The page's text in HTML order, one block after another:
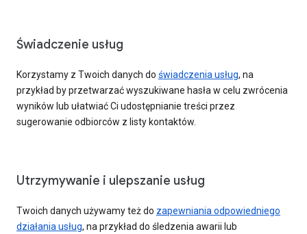
Świadczenie usług
Korzystamy z Twoich danych do świadczenia usług, na
przykład by przetwarzać wyszukiwane hasła w celu zwrócenia
wyników lub ułatwiać Ci udostępnianie treści przez
sugerowanie odbiorców z listy kontaktów.
Utrzymywanie i ulepszanie usług
Twoich danych używamy też do zapewniania odpowiedniego
działania usług, na przykład do śledzenia awarii lub